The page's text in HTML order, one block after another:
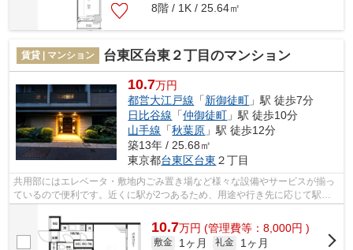
8階 / 1K / 25.64㎡
賃貸 | マンション 台東区台東２丁目のマンション
10.7万円
都営大江戸線 「新御徒町 」駅 徒歩7分
日比谷線 「仲御徒町 」駅 徒歩10分
山手線 「秋葉原 」駅 徒歩12分
築13年 / 25.68㎡
東京都台東区台東 ２丁目
共用部にはエレベータ・敷地内ごみ置き場など様々な設備やサービスが揃っ
ているので便利です。近くに駅が2つあるため、用途や行き先に応じて駅を
10.7万円 (管理費等：8,000円 )
敷金 1ヶ月 礼金
1ヶ月